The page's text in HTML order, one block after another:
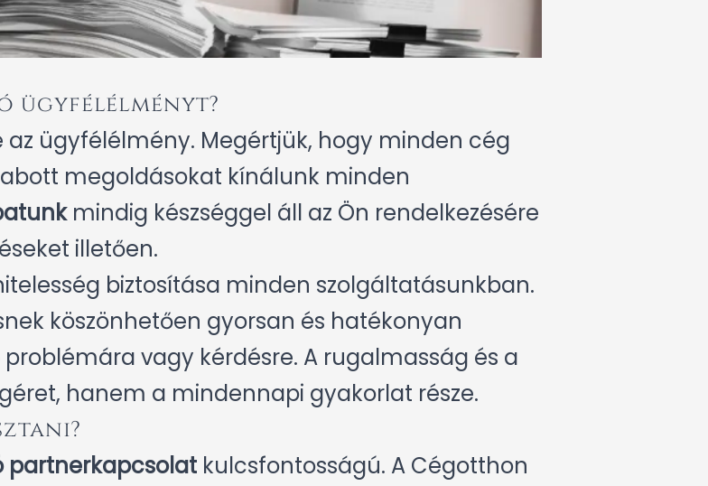
ügyfélélményt?
ügyfélélmény. Megértjük, hogy minden cég
megoldásokat kínálunk minden
mindig készséggel áll az Ön rendelkezésére
illetően.
biztosítása minden szolgáltatásunkban.
köszönhetően gyorsan és hatékonyan
vagy kérdésre. A rugalmasság és a
hanem a mindennapi gyakorlat része.
partnerkapcsolatkulcsfontosságú. A Cégotthon